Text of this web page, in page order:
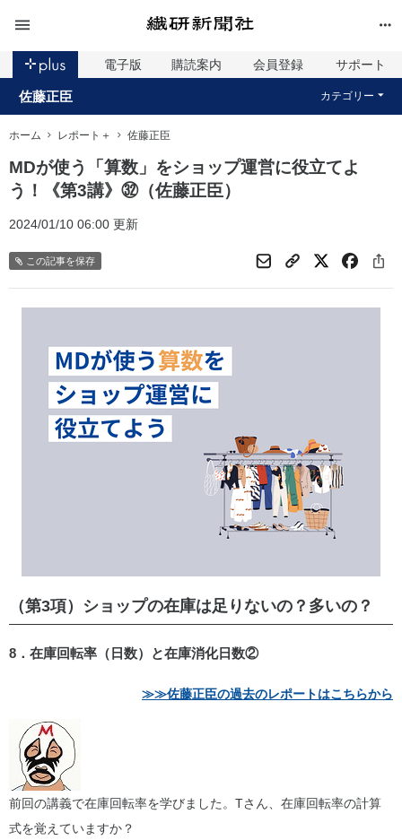
電子版 購読案内 会員登録 サポート
佐藤正臣 カテゴリー
ホーム レポート＋ 佐藤正臣
MDが使う「算数」をショップ運営に役立てよ
う！《第3講》㉜（佐藤正臣）
2024/01/10 06:00 更新
この記事を保存
（第3項）ショップの在庫は足りないの？多いの？
8．在庫回転率（日数）と在庫消化日数②
≫≫佐藤正臣の過去のレポートはこちらから
前回の講義で在庫回転率を学びました。Tさん、在庫回転率の計算
式を覚えていますか？